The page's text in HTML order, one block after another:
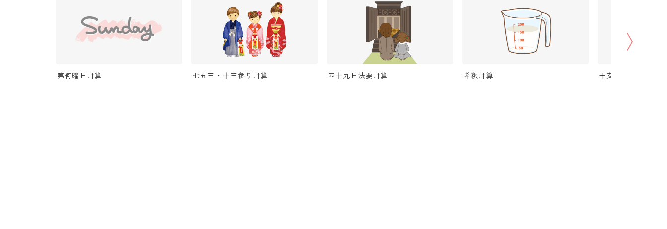
第何曜日計算 七五三・十三参り計算 四十九日法要計算 希釈計算 干支から年齢計算